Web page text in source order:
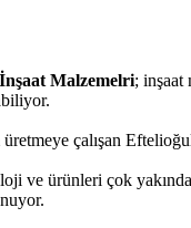
Malzemelri; inşaat
üretmeye çalışan
ve ürünleri çok